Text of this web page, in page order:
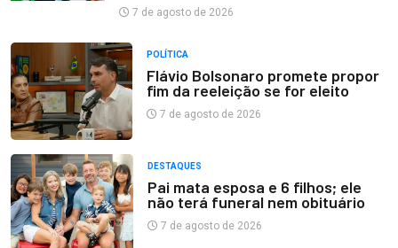
7 de agosto de 2026
POLÍTICA
Flávio Bolsonaro promete propor
fim da reeleição se for eleito
7 de agosto de 2026
DESTAQUES
Pai mata esposa e 6 filhos; ele
não terá funeral nem obituário
7 de agosto de 2026